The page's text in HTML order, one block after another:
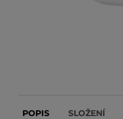
POPIS SLOŽENÍ